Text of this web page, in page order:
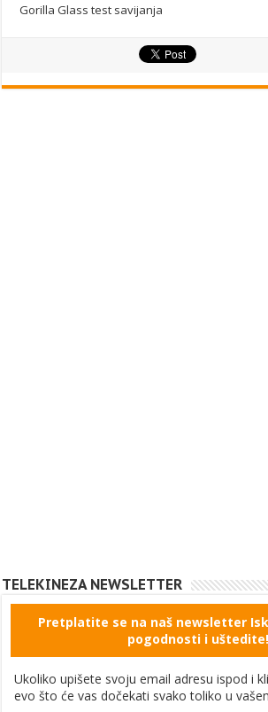
Gorilla Glass test savijanja
TELEKINEZA NEWSLETTER
Pretplatite se na naš newsletter
pogodnosti i uštedite!
Ukoliko upišete svoju email adresu ispod i
evo što će vas dočekati svako toliko u